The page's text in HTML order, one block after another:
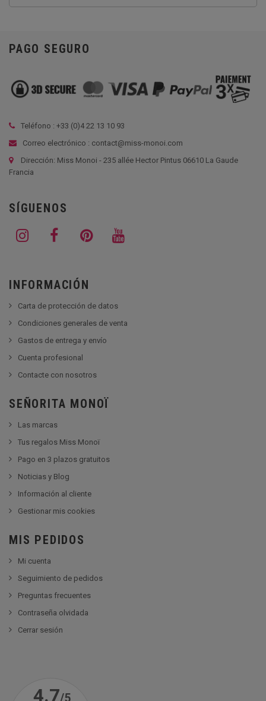
PAGO SEGURO
Teléfono : +33 (0)4 22 13 10 93
Correo electrónico : contact@miss-monoi.com
Dirección: Miss Monoi - 235 allée Hector Pintus 06610 La Gaude
Francia
SÍGUENOS
INFORMACIÓN
Carta de protección de datos
Condiciones generales de venta
Gastos de entrega y envío
Cuenta profesional
Contacte con nosotros
SEÑORITA MONOÏ
Las marcas
Tus regalos Miss Monoï
Pago en 3 plazos gratuitos
Noticias y Blog
Información al cliente
Gestionar mis cookies
MIS PEDIDOS
Mi cuenta
Seguimiento de pedidos
Preguntas frecuentes
Contraseña olvidada
Cerrar sesión